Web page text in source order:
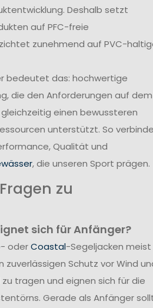
Deshalb setzt
auf PFC-freie
zunehmend auf PVC-
bedeutet das: hochwertige
die den Anforderungen auf dem
einen bewussteren
unterstützt. So
Qualität und
, die unseren Sport prägen.
zu
sich für Anfänger?
- oderCoastal-Segeljacken meist
zuverlässigen Schutz vor Wind
tragen und eignen sich für die
Gerade als Anfänger